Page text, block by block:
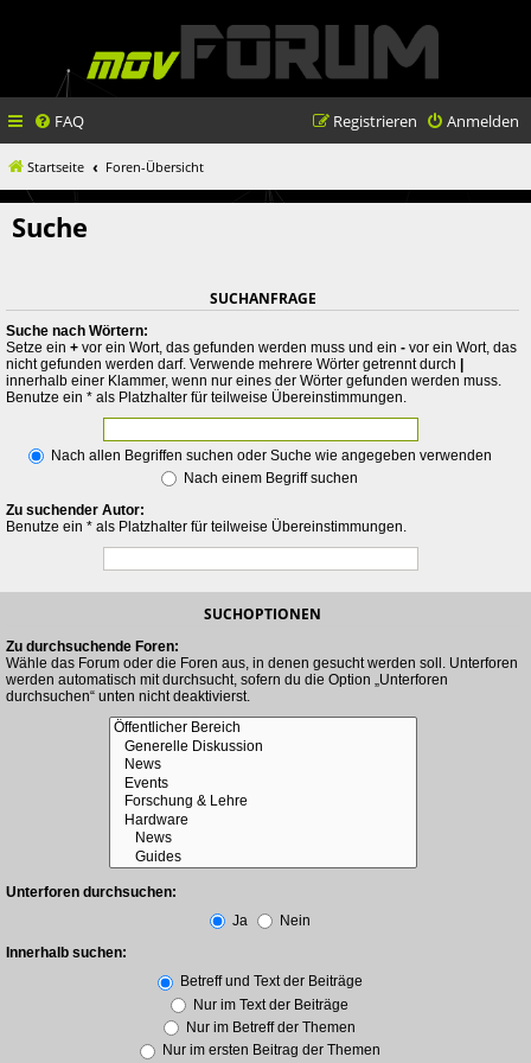
FAQ Anmelden
Registrieren
Startseite Foren-Übersicht
Suche
SUCHANFRAGE
Suche nach Wörtern:
Setze ein + vor ein Wort, das gefunden werden muss und ein - vor ein Wort, das
nicht gefunden werden darf. Verwende mehrere Wörter getrennt durch |
innerhalb einer Klammer, wenn nur eines der Wörter gefunden werden muss.
Benutze ein * als Platzhalter für teilweise Übereinstimmungen.
Nach allen Begriffen suchen oder Suche wie angegeben verwenden
Nach einem Begriff suchen
Zu suchender Autor:
Benutze ein * als Platzhalter für teilweise Übereinstimmungen.
SUCHOPTIONEN
Zu durchsuchende Foren:
Wähle das Forum oder die Foren aus, in denen gesucht werden soll. Unterforen
werden automatisch mit durchsucht, sofern du die Option „Unterforen
durchsuchen“ unten nicht deaktivierst.
Unterforen durchsuchen:
Ja
Nein
Innerhalb suchen:
Betreff und Text der Beiträge
Nur im Text der Beiträge
Nur im Betreff der Themen
Nur im ersten Beitrag der Themen